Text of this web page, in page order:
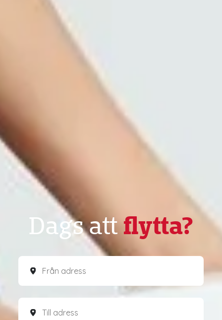
Dags attflytta?